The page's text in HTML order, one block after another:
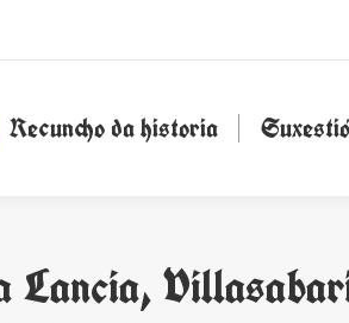
Recuncho da historia
Lancia,
Recuncho da historia